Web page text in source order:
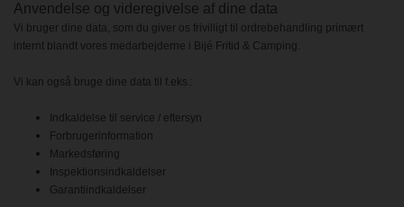
Anvendelse og videregivelse af dine data
Vi bruger dine data, som du giver os frivilligt til ordrebehandling primært
internt blandt vores medarbejderne i Bijé Fritid & Camping.
Vi kan også bruge dine data til f.eks.:
Indkaldelse til service / eftersyn
Forbrugerinformation
Markedsføring
Inspektionsindkaldelser
Garantiindkaldelser